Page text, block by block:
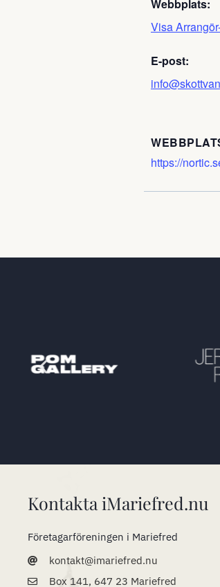
Webbplats:
Visa
E-post:
https://
Kontakta iMariefred.nu
Företagarföreningen i Mariefred
kontakt@imariefred.nu
Box 141, 647 23 Mariefred